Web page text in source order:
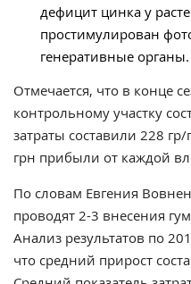
дефицит цинка у
простимулирован
генеративные органы.
Отмечается, что в конце
контрольному участку
затраты составили 228
грн прибыли от каждой
По словам Евгения
проводят 2-3 внесения
Анализ результатов по
что средний прирост